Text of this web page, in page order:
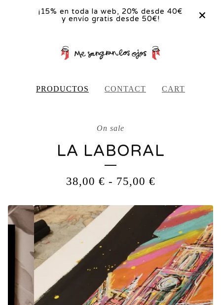
¡15% en toda la web, 20% desde 40€
y envío gratis desde 50€!
PRODUCTOS CONTACT CART
On sale
LA LABORAL
38,00 € - 75,00 €